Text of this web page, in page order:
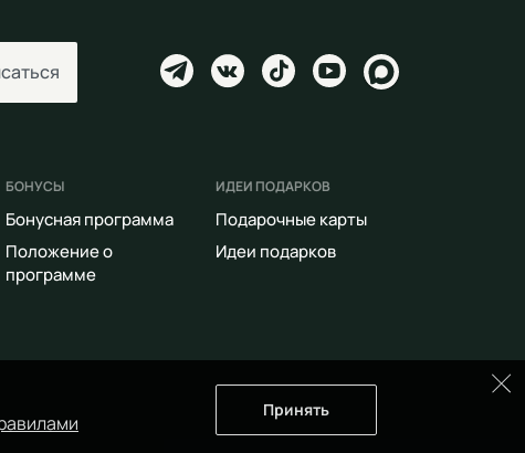
Принять
БОНУСЫ
Бонусная программа
Положение о
программе
ИДЕИ ПОДАРКОВ
Подарочные карты
Идеи подарков